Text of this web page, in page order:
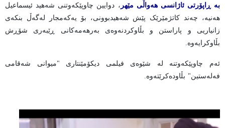
بە ڕاپۆرتی ئاژانسی هەواڵی مێهر ، دوایین چاوپێکەوتنی شەهید ئیسماعیل
هەنیە، چەند کاتژمێرێک پێش شەهیدبوونی، بۆ یەکەمجار لەگەڵ بنکەی
زانیاریی و پاراستن و بڵاوکردنەوەی بەرهەمەکانی ڕێبەری شۆڕش
بڵاوکرایەوە.
ئەم چاوپێکەوتنە لە شێوەی فیلمی دیکۆمێنتاری "میوانی شەقامی
فەلەستین" بڵاودەکرێتەوە.